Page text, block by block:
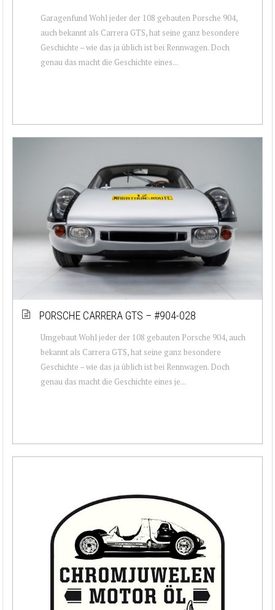
Garagenfund Wohl jeder der 108 gebauten Porsche 904,
auch bekannt als Carrera GTS, hat seine ganz besondere
Geschichte – wie das ja üblich ist bei Rennwagen. Doch
genau das macht die Geschichte eines...
PORSCHE CARRERA GTS – #904-028
Umgebaut Wohl jeder der 108 gebauten Porsche 904, auch
bekannt als Carrera GTS, hat seine ganz besondere
Geschichte – wie das ja üblich ist bei Rennwagen. Doch
genau das macht die Geschichte eines je...